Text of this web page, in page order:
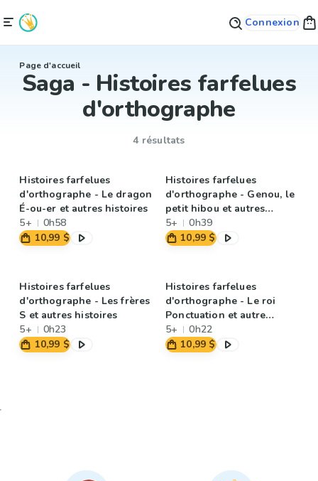
Connexion
Page d'accueil
Saga - Histoires farfelues
d'orthographe
4 résultats
Histoires farfelues
d'orthographe - Le dragon
É-ou-er et autres histoires
5+
0h58
10,99 $
Histoires farfelues
d'orthographe - Genou, le
petit hibou et autres
histoires
5+
0h39
10,99 $
Histoires farfelues
d'orthographe - Les frères
S et autres histoires
5+
0h23
10,99 $
Histoires farfelues
d'orthographe - Le roi
Ponctuation et autre
histoire
5+
0h22
10,99 $